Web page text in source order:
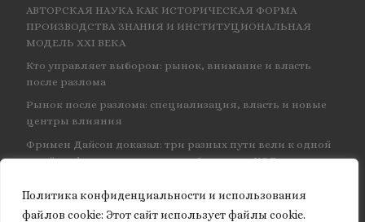
Политика конфиденциальности и использования
файлов сookie: Этот сайт использует файлы cookie.
АВТОРСКАЯ НАУКА КАК ИСТОРИЧЕСКАЯ ФОРМА
ПРОИЗВОДСТВА ЗНАНИЯ И ИНСТИТУЦИОНАЛЬНАЯ
МОДЕЛЬ XXI ВЕКА
Кто управляет выбором: рынок, внимание и власть
после разлома
Рынок после разлома: специализация, власть и новые
центры влияния
Фримен Дайсон доказал: три разных пути вели к одной
и той же физике — и навсегда объединил КЭД